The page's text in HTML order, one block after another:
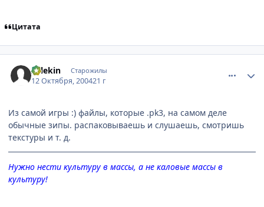
Цитата
Arlekin Старожилы
12 Октября, 200421 г
Из самой игры :) файлы, которые .pk3, на самом деле
обычные зипы. распаковываешь и слушаешь, смотришь
текстуры и т. д.
Нужно нести культуру в массы, а не каловые массы в
культуру!